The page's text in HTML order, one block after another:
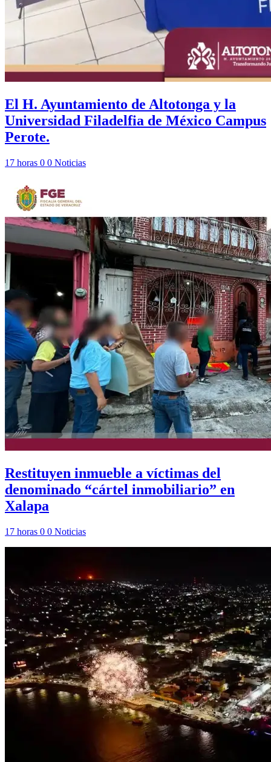
El H. Ayuntamiento de Altotonga y la
Universidad Filadelfia de México Campus
Perote.
17 horas 0 0 Noticias
Restituyen inmueble a víctimas del
denominado “cártel inmobiliario” en
Xalapa
17 horas 0 0 Noticias